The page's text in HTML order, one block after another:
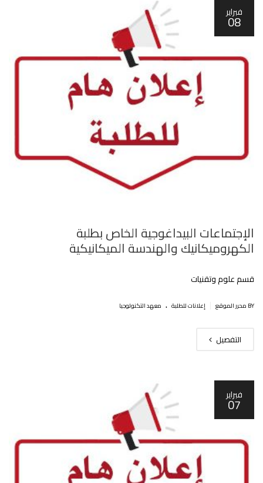
فبراير
08
الإجتماعات البيداغوجية الخاص بطلبة
الكهروميكانيك والهندسة الميكانيكية
قسم علوم وتقنيات
BY محرر الموقع إعلانات للطلبة . معهد التكنولوجيا
التفصيل
فبراير
07